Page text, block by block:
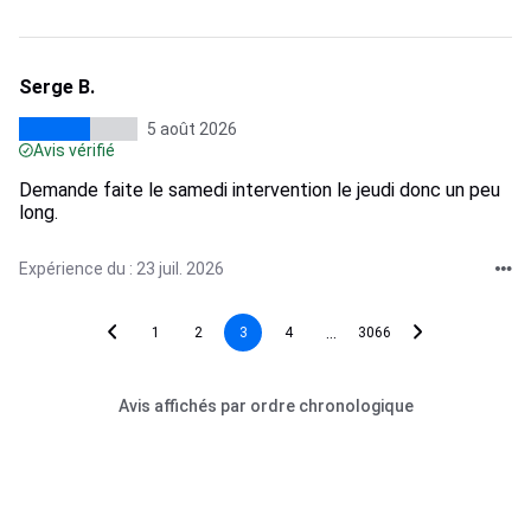
Serge B.
5 août 2026
Avis vérifié
Demande faite le samedi intervention le jeudi donc un peu
long.
Expérience du : 23 juil. 2026
1 2 3 4 3066
Avis affichés par ordre chronologique